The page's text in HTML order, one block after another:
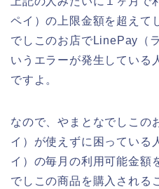
ペイ）の上限金額を超えて
でしこのお店でLinePay（
いうエラーが発生している
ですよ。
なので、やまとなでしこの
イ）が使えずに困っている
イ）の毎月の利用可能金額
でしこの商品を購入される